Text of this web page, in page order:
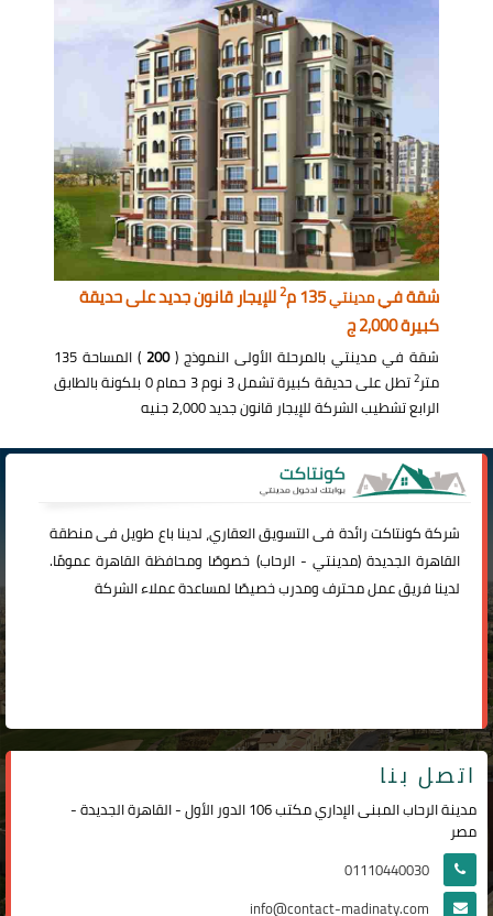
شقة فيمدينتي135 م 2للإيجار قانون جديد على حديقة
كبيرة 2,000 ج
شقة في مدينتي بالمرحلة الأولى النموذج (200
) المساحة 135
متر2
تطل على حديقة كبيرة تشمل 3 نوم 3 حمام 0 بلكونة بالطابق
الرابع تشطيب الشركة للإيجار قانون جديد 2,000 جنيه
شركةكونتاكترائدة فى التسويق العقاري، لدينا باع طويل فى منطقة
القاهرة الجديدة (مدينتي -الرحاب) خصوصًا ومحافظة القاهرة عمومًا.
لدينا فريق عمل محترف ومدرب خصيصًا لمساعدة عملاء الشركة
اتصل بنا
مدينة الرحاب المبنى الإداري مكتب 106 الدور الأول - القاهرة الجديدة -
مصر
01110440030
info@contact-madinaty.com